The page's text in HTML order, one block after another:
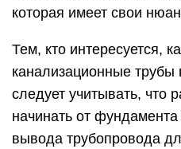
которая имеет свои
Тем, кто интересуется,
канализационные трубы
следует учитывать, что
начинать от
вывода трубопровода